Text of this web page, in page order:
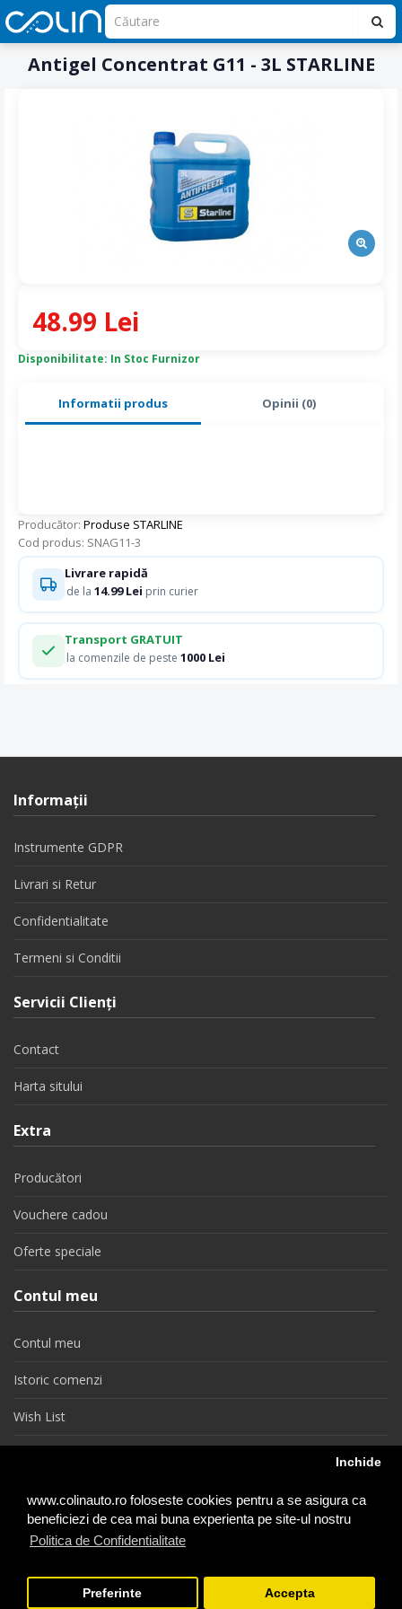
www.colinauto.ro foloseste cookies pentru a se asigura ca
beneficiezi de cea mai buna experienta pe site-ul nostru
Politica de Confidentialitate
Inchide
Preferinte Accepta
Antigel Concentrat G11 - 3L STARLINE
Informatii produs Opinii (0)
Producător: Produse STARLINE
Cod produs: SNAG11-3
Disponibilitate: In Stoc Furnizor
48.99 Lei
Livrare rapidă
de la 14.99 Lei prin curier
Transport GRATUIT
la comenzile de peste 1000 Lei
Informaţii
Instrumente GDPR
Livrari si Retur
Confidentialitate
Termeni si Conditii
Servicii Clienţi
Contact
Harta sitului
Extra
Producători
Vouchere cadou
Oferte speciale
Contul meu
Contul meu
Istoric comenzi
Wish List